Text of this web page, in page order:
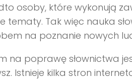
osoby, które wykonują
tematy. Tak więc nauka
na poznanie nowych
na poprawę słownictwa
Istnieje kilka stron